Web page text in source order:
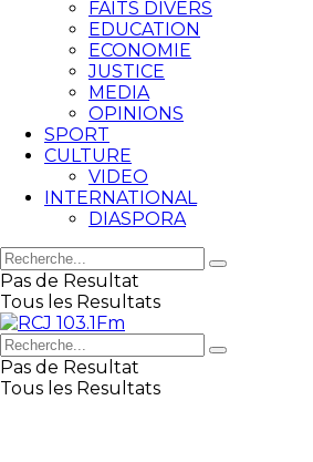
FAITS DIVERS
EDUCATION
ECONOMIE
JUSTICE
MEDIA
OPINIONS
SPORT
CULTURE
VIDEO
INTERNATIONAL
DIASPORA
Pas de Resultat
Tous les Resultats
Pas de Resultat
Tous les Resultats